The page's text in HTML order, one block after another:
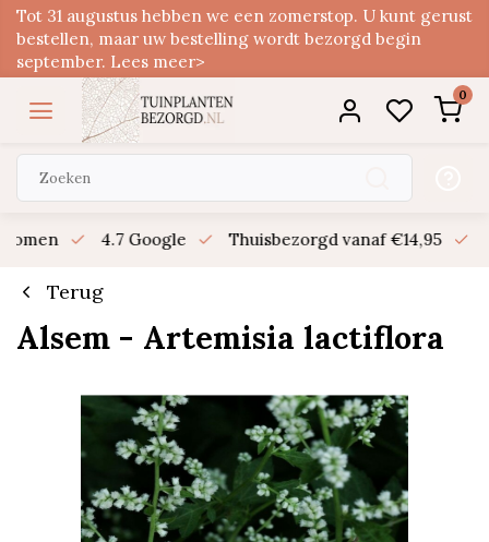
Tot 31 augustus hebben we een zomerstop. U kunt gerust
bestellen, maar uw bestelling wordt bezorgd begin
september. Lees meer>
0
4.7 Google Thuisbezorgd vanaf €14,95
Terug
Alsem - Artemisia lactiflora